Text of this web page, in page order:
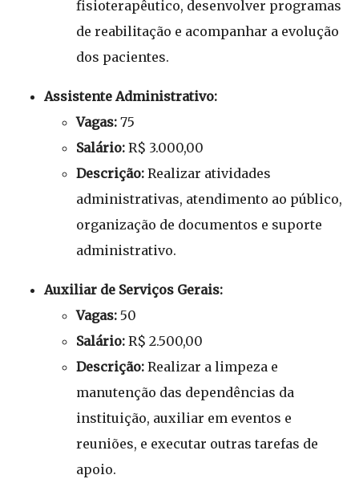
fisioterapêutico, desenvolver programas
de reabilitação e acompanhar a evolução
dos pacientes.
Assistente Administrativo:
Vagas: 75
Salário: R$ 3.000,00
Descrição: Realizar atividades
administrativas, atendimento ao público,
organização de documentos e suporte
administrativo.
Auxiliar de Serviços Gerais:
Vagas: 50
Salário: R$ 2.500,00
Descrição: Realizar a limpeza e
manutenção das dependências da
instituição, auxiliar em eventos e
reuniões, e executar outras tarefas de
apoio.